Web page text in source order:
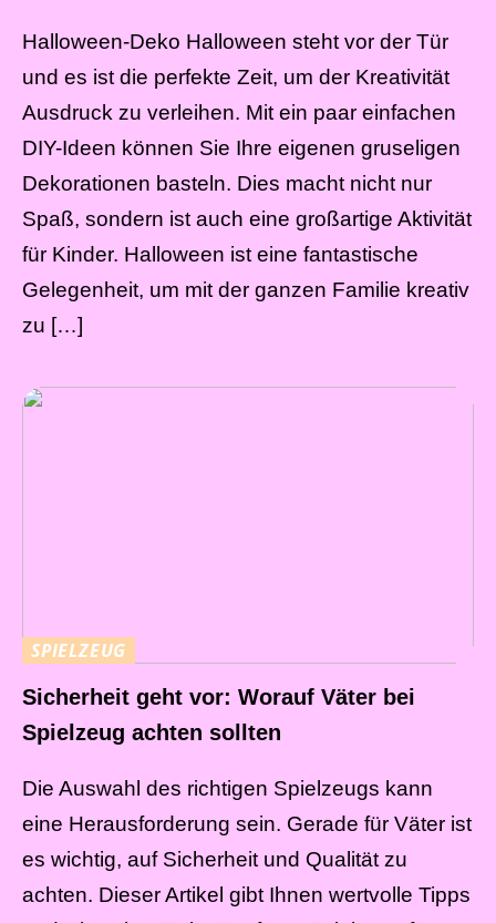
Halloween-Deko Halloween steht vor der Tür
und es ist die perfekte Zeit, um der Kreativität
Ausdruck zu verleihen. Mit ein paar einfachen
DIY-Ideen können Sie Ihre eigenen gruseligen
Dekorationen basteln. Dies macht nicht nur
Spaß, sondern ist auch eine großartige Aktivität
für Kinder. Halloween ist eine fantastische
Gelegenheit, um mit der ganzen Familie kreativ
zu […]
SPIELZEUG
Sicherheit geht vor: Worauf Väter bei
Spielzeug achten sollten
Die Auswahl des richtigen Spielzeugs kann
eine Herausforderung sein. Gerade für Väter ist
es wichtig, auf Sicherheit und Qualität zu
achten. Dieser Artikel gibt Ihnen wertvolle Tipps